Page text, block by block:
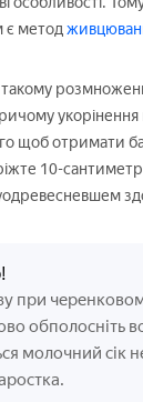
є метод
укорінення
щоб отримати
10-
при
обполосніть
молочний сік